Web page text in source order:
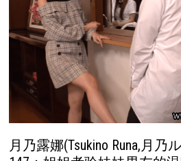
月乃露娜(Tsukino Runa,月乃